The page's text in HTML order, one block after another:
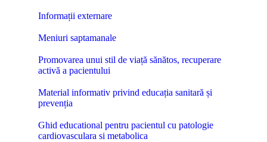
Informații externare
Meniuri saptamanale
Promovarea unui stil de viață sănătos, recuperare
activă a pacientului
Material informativ privind educația sanitară și
prevenția
Ghid educational pentru pacientul cu patologie
cardiovasculara si metabolica